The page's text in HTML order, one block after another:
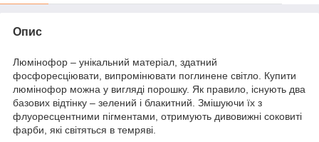
Опис
Люмінофор – унікальний матеріал, здатний
фосфоресціювати, випромінювати поглинене світло. Купити
люмінофор можна у вигляді порошку. Як правило, існують два
базових відтінку – зелений і блакитний. Змішуючи їх з
флуоресцентними пігментами, отримують дивовижні соковиті
фарби, які світяться в темряві.